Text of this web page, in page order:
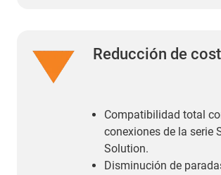
Reducción de
Compatibilidad total
conexiones de la serie
Solution.
Disminución de